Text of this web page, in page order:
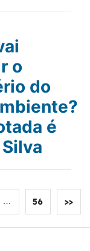
o
do
é
… 56 >>